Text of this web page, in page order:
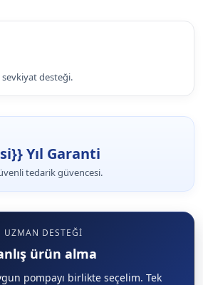
sevkiyat desteği.
Yıl Garanti
tedarik güvencesi.
UZMAN DESTEĞI
ürün alma
pompayı birlikte seçelim. Tek